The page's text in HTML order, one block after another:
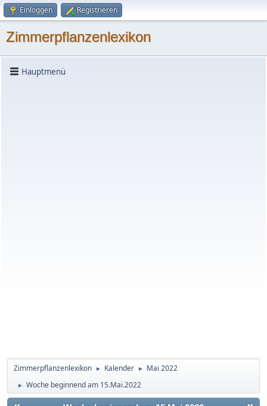
Einloggen Registrieren
Zimmerpflanzenlexikon
Hauptmenü
Zimmerpflanzenlexikon ► Kalender ► Mai 2022
► Woche beginnend am 15.Mai.2022